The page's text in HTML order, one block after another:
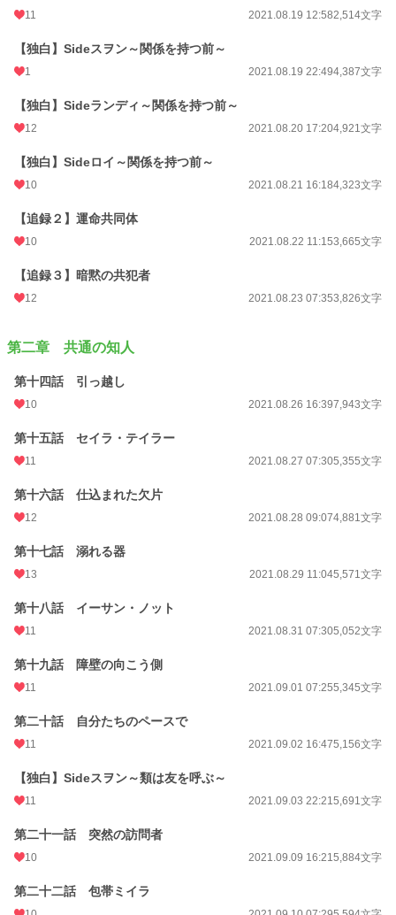
11 2021.08.19 12:582,514文字
【独白】Sideスヲン～関係を持つ前～
1 2021.08.19 22:494,387文字
【独白】Sideランディ～関係を持つ前～
12 2021.08.20 17:204,921文字
【独白】Sideロイ～関係を持つ前～
10 2021.08.21 16:184,323文字
【追録２】運命共同体
10 2021.08.22 11:153,665文字
【追録３】暗黙の共犯者
12 2021.08.23 07:353,826文字
第二章 共通の知人
第十四話 引っ越し
10 2021.08.26 16:397,943文字
第十五話 セイラ・テイラー
11 2021.08.27 07:305,355文字
第十六話 仕込まれた欠片
12 2021.08.28 09:074,881文字
第十七話 溺れる器
13 2021.08.29 11:045,571文字
第十八話 イーサン・ノット
11 2021.08.31 07:305,052文字
第十九話 障壁の向こう側
11 2021.09.01 07:255,345文字
第二十話 自分たちのペースで
11 2021.09.02 16:475,156文字
【独白】Sideスヲン～類は友を呼ぶ～
11 2021.09.03 22:215,691文字
第二十一話 突然の訪問者
10 2021.09.09 16:215,884文字
第二十二話 包帯ミイラ